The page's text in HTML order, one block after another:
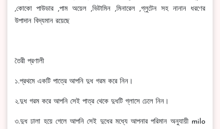
,কোকো পাউডার ,পাম অয়েল ,ভিটামিন ,মিনারেল ,গ্লুটেন সহ নানান ধরণের
উপাদান বিদ্যমান রয়েছে
তৈরী প্রণালী
১.প্রথমে একটি পাত্রে আপনি দুধ গরম করে নিন।
২.দুধ গরম করে আপনি সেই পাত্র থেকে দুধটি গ্লাসে ঢেলে নিন।
৩.দুধ ঢালা হয়ে গেলে আপনি সেই দুধের মধ্যে আপনার পরিমান অনুযায়ী milo